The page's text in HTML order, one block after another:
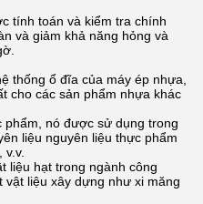
tính toán và kiểm tra chính
và giảm khả năng hỏng và
thống ổ đĩa của máy ép nhựa,
cho các sản phẩm nhựa khác
phẩm, nó được sử dụng trong
liệu nguyên liệu thực phẩm
liệu hạt trong ngành công
vật liệu xây dựng như xi măng